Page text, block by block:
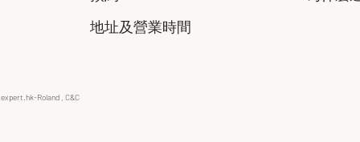
地址及營業時間
Roland , C&C